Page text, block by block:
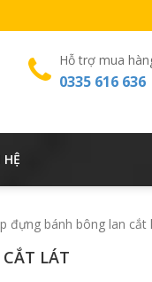
Hỗ trợ mua
0335 616 636
HỆ
đựng bánh bông lan cắt
LÁT